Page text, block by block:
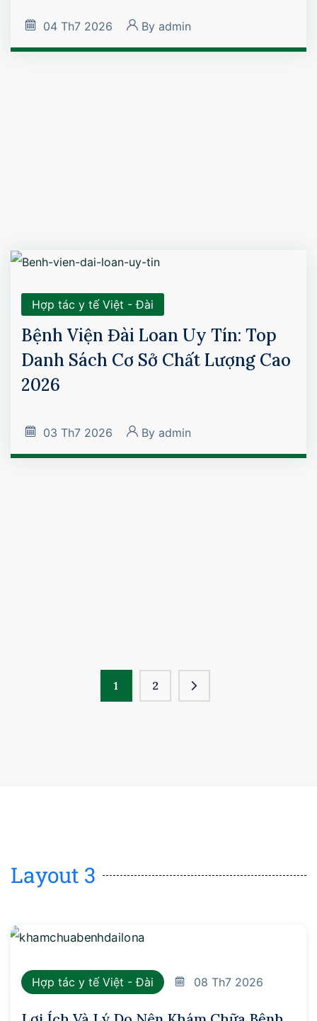
04 Th7 2026 By admin
Hợp tác y tế Việt - Đài
Bệnh Viện Đài Loan Uy Tín: Top
Danh Sách Cơ Sở Chất Lượng Cao
2026
03 Th7 2026 By admin
1 2
Layout 3
Hợp tác y tế Việt - Đài 08 Th7 2026